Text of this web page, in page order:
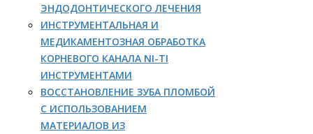
ЭНДОДОНТИЧЕСКОГО ЛЕЧЕНИЯ
ИНСТРУМЕНТАЛЬНАЯ И
МЕДИКАМЕНТОЗНАЯ ОБРАБОТКА
КОРНЕВОГО КАНАЛА NI-TI
ИНСТРУМЕНТАМИ
ВОССТАНОВЛЕНИЕ ЗУБА ПЛОМБОЙ
С ИСПОЛЬЗОВАНИЕМ
МАТЕРИАЛОВ ИЗ